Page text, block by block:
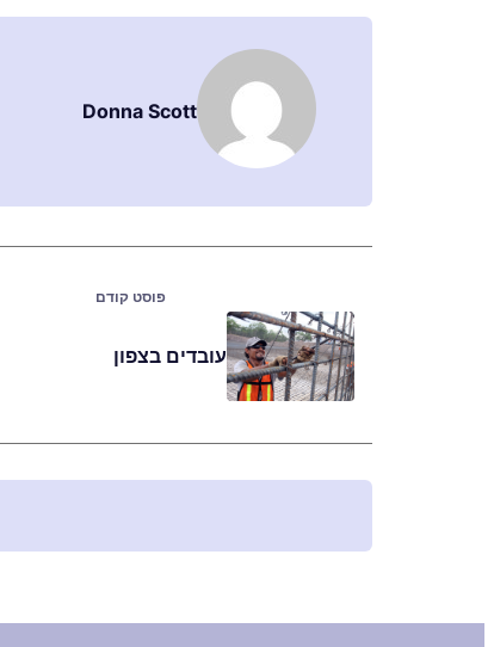
Donna Scott
פוסט קודם
עובדים בצפון